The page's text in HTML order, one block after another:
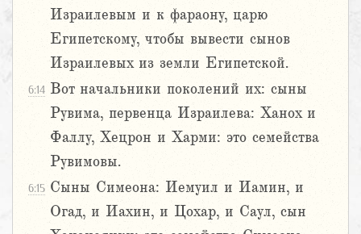
Израилевым и к фараону, царю
Египетскому, чтобы вывести сынов
Израилевых из земли Египетской.
6:14 Вот начальники поколений их: сыны
Рувима, первенца Израилева: Ханох и
Фаллу, Хецрон и Харми: это семейства
Рувимовы.
6:15 Сыны Симеона: Иемуил и Иамин, и
Огад, и Иахин, и Цохар, и Саул, сын